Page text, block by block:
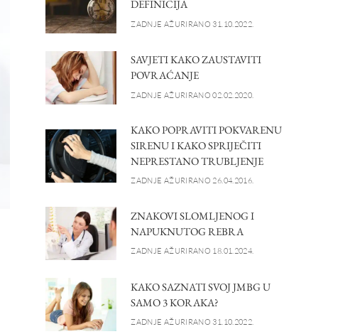
DEFINICIJA
ZADNJE AŽURIRANO 31.10.2022.
SAVJETI KAKO ZAUSTAVITI
POVRAĆANJE
ZADNJE AŽURIRANO 02.02.2020.
KAKO POPRAVITI POKVARENU
SIRENU I KAKO SPRIJEČITI
NEPRESTANO TRUBLJENJE
ZADNJE AŽURIRANO 26.04.2016.
ZNAKOVI SLOMLJENOG I
NAPUKNUTOG REBRA
ZADNJE AŽURIRANO 18.01.2024.
KAKO SAZNATI SVOJ JMBG U
SAMO 3 KORAKA?
ZADNJE AŽURIRANO 31.10.2022.